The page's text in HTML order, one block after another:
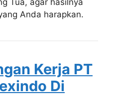
Tua, agar hasilnya
Anda harapkan.
Kerja PT
Di